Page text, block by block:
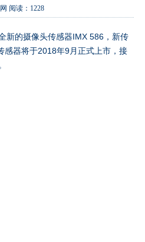
阅读：1228
新的摄像头传感器IMX 586，新传
感器将于2018年9月正式上市，接